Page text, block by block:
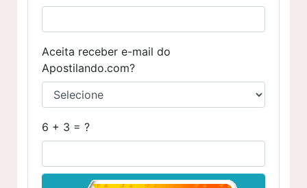
Aceita receber e-mail do
Apostilando.com?
6 + 3 = ?